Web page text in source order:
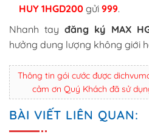
HUY 1HGD200 gửi 999.
Nhanh tayđăng ký MAX
hưởng dung lượng không giới
Thông tin gói cước được
cảm ơn Quý Khách đã sử
BÀI VIẾT LIÊN QUAN: